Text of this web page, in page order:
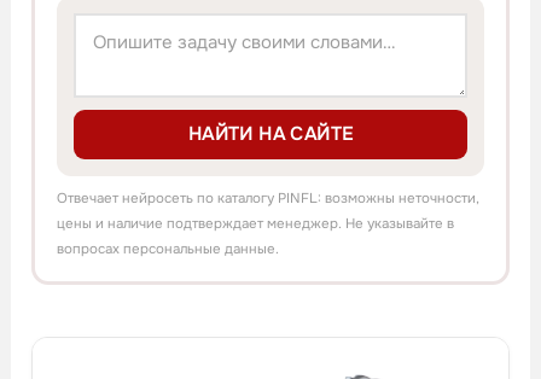
НАЙТИ НА САЙТЕ
Отвечает нейросеть по каталогу PINFL: возможны неточности,
цены и наличие подтверждает менеджер. Не указывайте в
вопросах персональные данные.